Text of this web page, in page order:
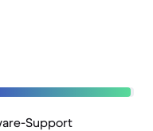
Support